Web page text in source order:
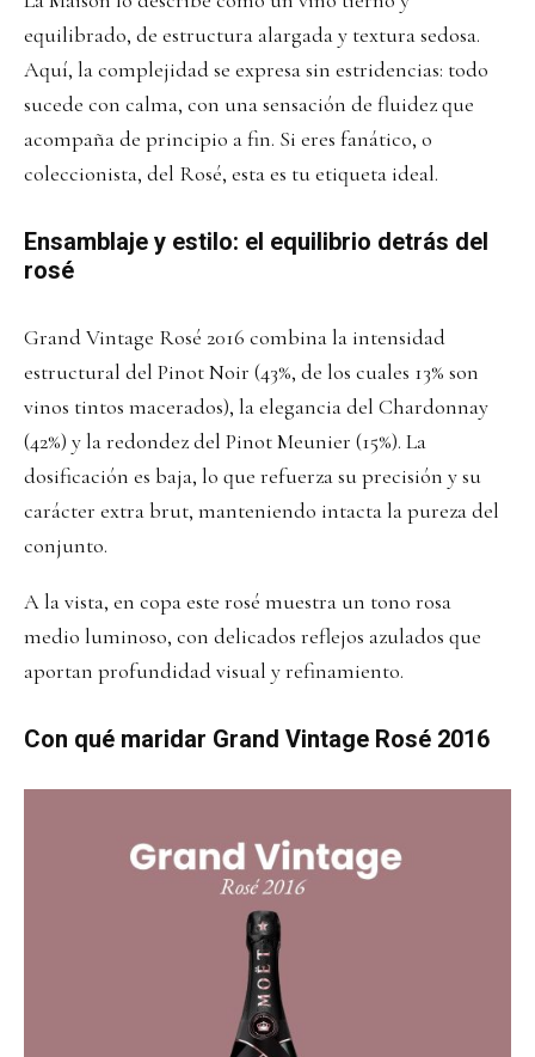
equilibrado, de estructura alargada y textura sedosa.
Aquí, la complejidad se expresa sin estridencias: todo
sucede con calma, con una sensación de fluidez que
acompaña de principio a fin. Si eres fanático, o
coleccionista, del Rosé, esta es tu etiqueta ideal.
Ensamblaje y estilo: el equilibrio detrás del
rosé
Grand Vintage Rosé 2016 combina la intensidad
estructural del Pinot Noir (43%, de los cuales 13% son
vinos tintos macerados), la elegancia del Chardonnay
(42%) y la redondez del Pinot Meunier (15%). La
dosificación es baja, lo que refuerza su precisión y su
carácter extra brut, manteniendo intacta la pureza del
conjunto.
A la vista, en copa este rosé muestra un tono rosa
medio luminoso, con delicados reflejos azulados que
aportan profundidad visual y refinamiento.
Con qué maridar Grand Vintage Rosé 2016